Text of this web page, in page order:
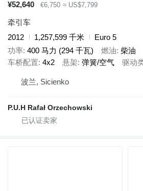
¥52,640 €6,750 ≈ US$7,799
牵引车
2012
1,257,599 千米
Euro 5
功率 400 马力 (294 千瓦) 燃油 柴油
车桥配置 4x2 悬架 弹簧/空气 驱动
波兰, Sicienko
P.U.H Rafał Orzechowski